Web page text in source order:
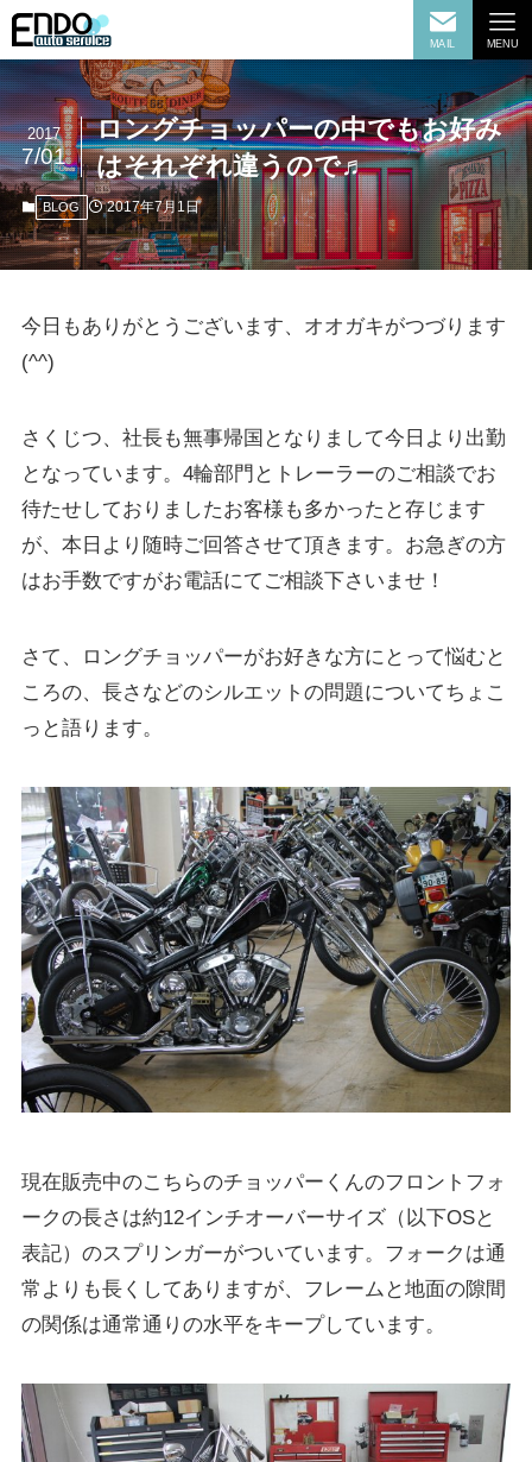
MAIL MENU
ロングチョッパーの中でもお好み
はそれぞれ違うので♬
2017
7/01
BLOG 2017年7月1日
今日もありがとうございます、オオガキがつづります
(^^)
さくじつ、社長も無事帰国となりまして今日より出勤
となっています。4輪部門とトレーラーのご相談でお
待たせしておりましたお客様も多かったと存じます
が、本日より随時ご回答させて頂きます。お急ぎの方
はお手数ですがお電話にてご相談下さいませ！
さて、ロングチョッパーがお好きな方にとって悩むと
ころの、長さなどのシルエットの問題についてちょこ
っと語ります。
現在販売中のこちらのチョッパーくんのフロントフォ
ークの長さは約12インチオーバーサイズ（以下OSと
表記）のスプリンガーがついています。フォークは通
常よりも長くしてありますが、フレームと地面の隙間
の関係は通常通りの水平をキープしています。